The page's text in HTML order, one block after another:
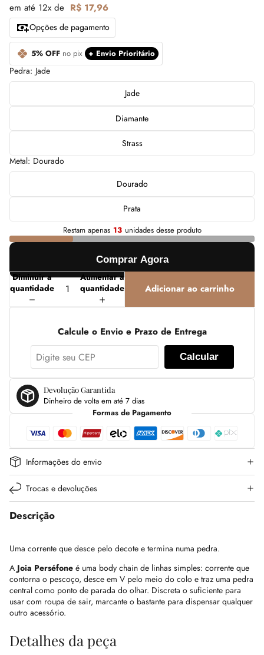
em até 12x de R$ 17,96
Opções de pagamento
5% OFF no pix + Envio Prioritário
Pedra: Jade
Jade
Diamante
Strass
Metal: Dourado
Dourado
Prata
Restam apenas 13 unidades desse produto
Comprar Agora
Diminuir a
quantidade
Aumentar a
quantidade
Adicionar ao carrinho
Calcule o Envio e Prazo de Entrega
Calcular
Devolução Garantida
Dinheiro de volta em até 7 dias
Formas de Pagamento
Informações do envio
Trocas e devoluções
Descrição
Uma corrente que desce pelo decote e termina numa pedra.
A Joia Perséfone é uma body chain de linhas simples: corrente que
contorna o pescoço, desce em V pelo meio do colo e traz uma pedra
central como ponto de parada do olhar. Discreta o suficiente para
usar com roupa de sair, marcante o bastante para dispensar qualquer
outro acessório.
Detalhes da peça